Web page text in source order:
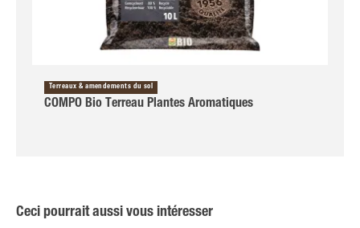
Terreaux & amendements du sol
COMPO Bio Terreau Plantes Aromatiques
Ceci pourrait aussi vous intéresser